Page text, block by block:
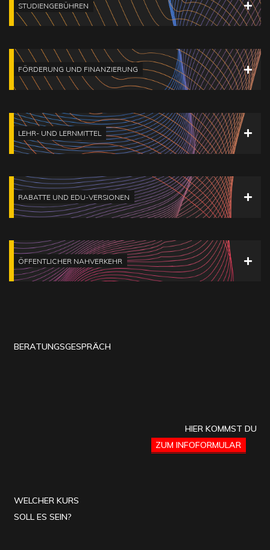
STUDIENGEBÜHREN
FÖRDERUNG UND FINANZIERUNG
LEHR- UND LERNMITTEL
RABATTE UND EDU-VERSIONEN
ÖFFENTLICHER NAHVERKEHR
BERATUNGSGESPRÄCH
HIER KOMMST DU
ZUM INFOFORMULAR
WELCHER KURS
SOLL ES SEIN?